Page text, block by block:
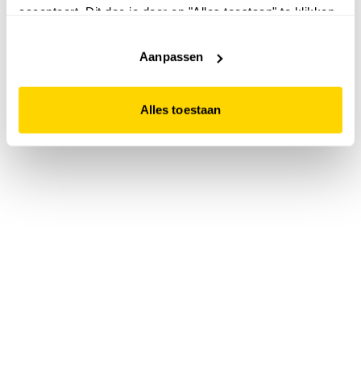
accepteert. Dit doe je door op "Alles toestaan" te klikken.
website niet optimaal functioneert.
Aanpassen
Alles toestaan